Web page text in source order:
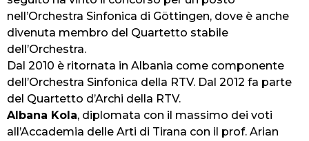
nell’Orchestra Sinfonica di Göttingen, dove è anche
divenuta membro del Quartetto stabile
dell’Orchestra.
Dal 2010 è ritornata in Albania come componente
dell’Orchestra Sinfonica della RTV. Dal 2012 fa parte
del Quartetto d’Archi della RTV.
Albana Kola, diplomata con il massimo dei voti
all’Accademia delle Arti di Tirana con il prof. Arian